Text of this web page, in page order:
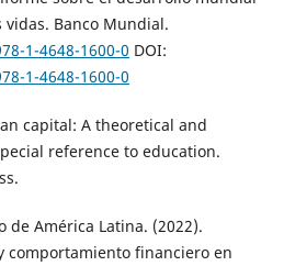
vidas. Banco Mundial.
1-4648-1600-0 DOI:
1-4648-1600-0
capital: A theoretical and
reference to education.
de América Latina. (2022).
comportamiento financiero en